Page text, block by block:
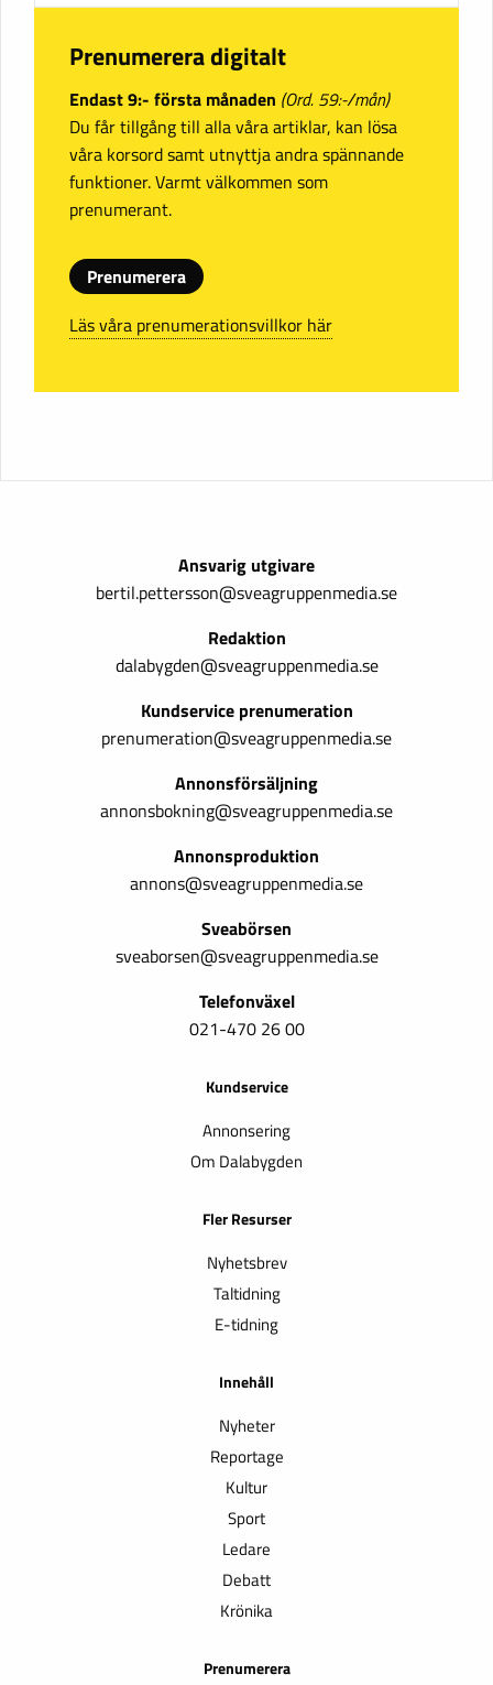
Prenumerera digitalt
Endast 9:- första månaden (Ord. 59:-/mån)
Du får tillgång till alla våra artiklar, kan lösa
våra korsord samt utnyttja andra spännande
funktioner. Varmt välkommen som
prenumerant.
Prenumerera
Läs våra prenumerationsvillkor här
Ansvarig utgivare
bertil.pettersson@sveagruppenmedia.se
Redaktion
dalabygden@sveagruppenmedia.se
Kundservice prenumeration
prenumeration@sveagruppenmedia.se
Annonsförsäljning
annonsbokning@sveagruppenmedia.se
Annonsproduktion
annons@sveagruppenmedia.se
Sveabörsen
sveaborsen@sveagruppenmedia.se
Telefonväxel
021-470 26 00
Kundservice
Annonsering
Om Dalabygden
Fler Resurser
Nyhetsbrev
Taltidning
E-tidning
Innehåll
Nyheter
Reportage
Kultur
Sport
Ledare
Debatt
Krönika
Prenumerera